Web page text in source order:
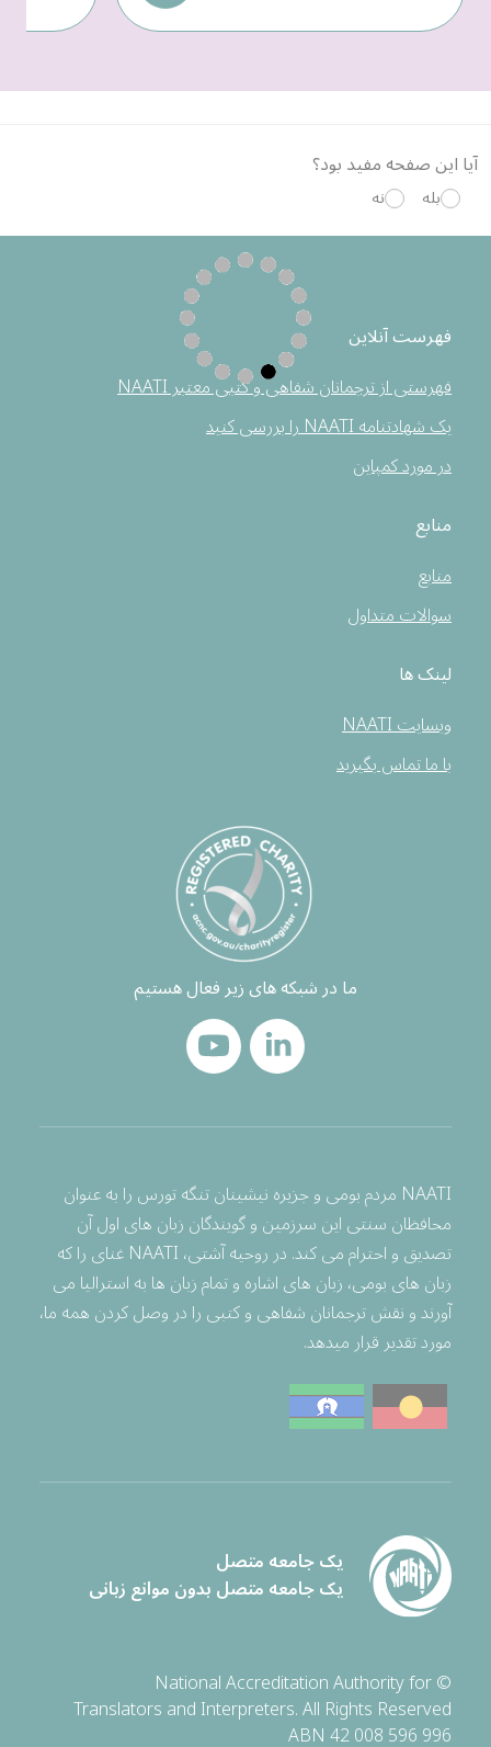
آیا این صفحه مفید بود؟
بله نه
فهرست آنلاین
فهرستی از ترجمانان شفاهی و کتبی معتبر NAATI
یک شهادتنامه NAATI را بررسی کنید
در مورد کمپاین
منابع
منابع
سوالات متداول
لینک ها
وبسایت NAATI
با ما تماس بگیرید
ما در شبکه های زیر فعال هستیم
NAATI مردم بومی و جزیره نیشینان تنگه تورس را به عنوان
محافظان سنتی این سرزمین و گویندگان زبان های اول آن
تصدیق و احترام می کند. در روحیه آشتی، NAATI غنای را که
زبان های بومی، زبان های اشاره و تمام زبان ها به استرالیا می
آورند و نقش ترجمانان شفاهی و کتبی را در وصل کردن همه ما،
مورد تقدیر قرار میدهد.
یک جامعه متصل
یک جامعه متصل بدون موانع زبانی
© National Accreditation Authority for
Translators and Interpreters. All Rights Reserved
ABN 42 008 596 996